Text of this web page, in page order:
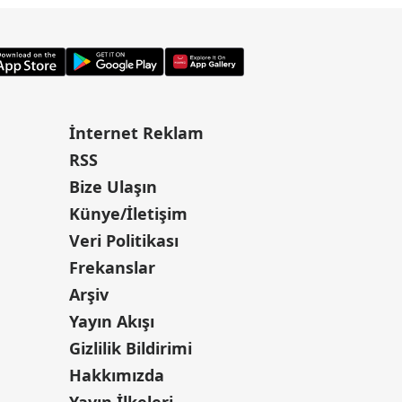
İnternet Reklam
RSS
Bize Ulaşın
Künye/İletişim
Veri Politikası
Frekanslar
Arşiv
Yayın Akışı
Gizlilik Bildirimi
Hakkımızda